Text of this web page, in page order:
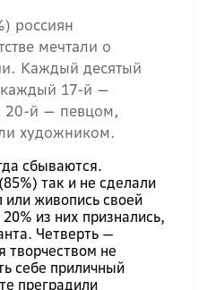
россиян
мечтали о
Каждый десятый
каждый 17-й —
20-й — певцом,
художником.
сбываются.
так и не сделали
или живопись своей
из них признались,
Четверть —
творчеством не
себе приличный
преградили